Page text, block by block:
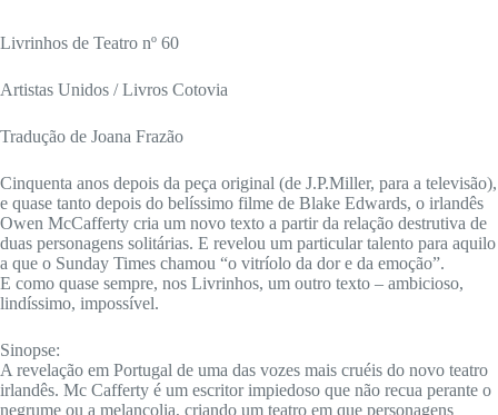
Livrinhos de Teatro nº 60
Artistas Unidos / Livros Cotovia
Tradução de Joana Frazão
Cinquenta anos depois da peça original (de J.P.Miller, para a televisão),
e quase tanto depois do belíssimo filme de Blake Edwards, o irlandês
Owen McCafferty cria um novo texto a partir da relação destrutiva de
duas personagens solitárias. E revelou um particular talento para aquilo
a que o Sunday Times chamou “o vitríolo da dor e da emoção”.
E como quase sempre, nos Livrinhos, um outro texto – ambicioso,
lindíssimo, impossível.
Sinopse:
A revelação em Portugal de uma das vozes mais cruéis do novo teatro
irlandês. Mc Cafferty é um escritor impiedoso que não recua perante o
negrume ou a melancolia, criando um teatro em que personagens